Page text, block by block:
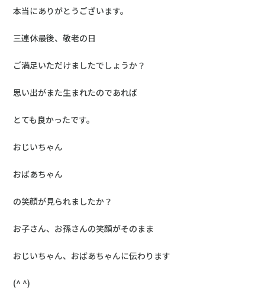
本当にありがとうございます。
三連休最後、敬老の日
ご満足いただけましたでしょうか？
思い出がまた生まれたのであれば
とても良かったです。
おじいちゃん
おばあちゃん
の笑顔が見られましたか？
お子さん、お孫さんの笑顔がそのまま
おじいちゃん、おばあちゃんに伝わります
(^ ^)